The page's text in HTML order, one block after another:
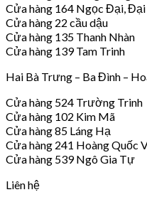
Cửa hàng 164 Ngọc Đại,
Cửa hàng 22 cầu dậu
Cửa hàng 135 Thanh Nhàn
Cửa hàng 139 Tam Trinh
Hai Bà Trưng – Ba Đình –
Cửa hàng 524 Trường Trinh
Cửa hàng 102 Kim Mã
Cửa hàng 85 Láng Hạ
Cửa hàng 241 Hoàng Quốc
Cửa hàng 539 Ngô Gia Tự
Liên hệ